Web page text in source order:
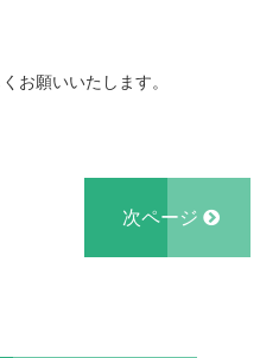
お願いいたします。
次ページ